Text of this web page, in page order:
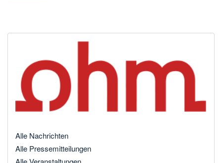
Alle Nachrichten
Alle Pressemitteilungen